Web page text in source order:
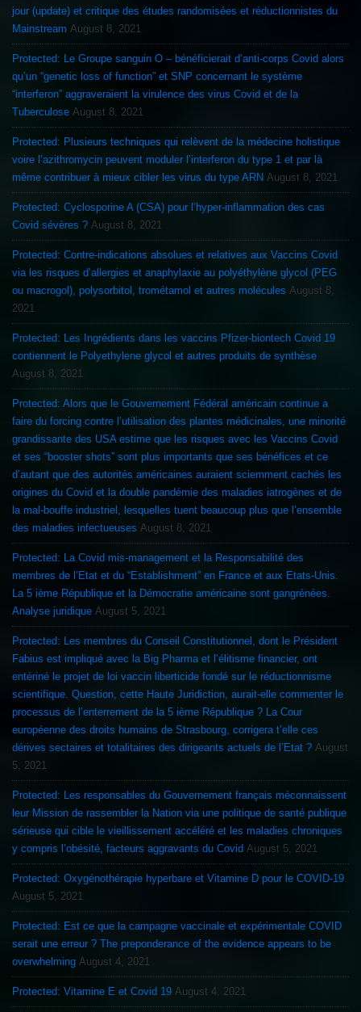
jour (update) et critique des études randomisées et réductionnistes du
Mainstream August 8, 2021
Protected: Le Groupe sanguin O – bénéficierait d’anti-corps Covid alors
qu’un “genetic loss of function” et SNP concernant le système
“interferon” aggraveraient la virulence des virus Covid et de la
Tuberculose August 8, 2021
Protected: Plusieurs techniques qui relèvent de la médecine holistique
voire l’azithromycin peuvent moduler l’interferon du type 1 et par là
même contribuer à mieux cibler les virus du type ARN August 8, 2021
Protected: Cyclosporine A (CSA) pour l’hyper-inflammation des cas
Covid sévères ? August 8, 2021
Protected: Contre-indications absolues et relatives aux Vaccins Covid
via les risques d’allergies et anaphylaxie au polyéthylène glycol (PEG
ou macrogol), polysorbitol, trométamol et autres molécules August 8,
2021
Protected: Les Ingrédients dans les vaccins Pfizer-biontech Covid 19
contiennent le Polyethylene glycol et autres produits de synthèse
August 8, 2021
Protected: Alors que le Gouvernement Fédéral américain continue a
faire du forcing contre l’utilisation des plantes médicinales, une minorité
grandissante des USA estime que les risques avec les Vaccins Covid
et ses “booster shots” sont plus importants que ses bénéfices et ce
d’autant que des autorités américaines auraient sciemment cachés les
origines du Covid et la double pandémie des maladies iatrogènes et de
la mal-bouffe industriel, lesquelles tuent beaucoup plus que l’ensemble
des maladies infectueuses August 8, 2021
Protected: La Covid mis-management et la Responsabilité des
membres de l’Etat et du “Establishment” en France et aux Etats-Unis.
La 5 ième République et la Démocratie américaine sont gangrénées.
Analyse juridique August 5, 2021
Protected: Les membres du Conseil Constitutionnel, dont le Président
Fabius est impliqué avec la Big Pharma et l’élitisme financier, ont
entériné le projet de loi vaccin liberticide fondé sur le réductionnisme
scientifique. Question, cette Haute Juridiction, aurait-elle commenter le
processus de l’enterrement de la 5 ième République ? La Cour
européenne des droits humains de Strasbourg, corrigera t’elle ces
dérives sectaires et totalitaires des dirigeants actuels de l’Etat ? August
5, 2021
Protected: Les responsables du Gouvernement français méconnaissent
leur Mission de rassembler la Nation via une politique de santé publique
sérieuse qui cible le vieillissement accéléré et les maladies chroniques
y compris l’obésité, facteurs aggravants du Covid August 5, 2021
Protected: Oxygénothérapie hyperbare et Vitamine D pour le COVID-19
August 5, 2021
Protected: Est ce que la campagne vaccinale et expérimentale COVID
serait une erreur ? The preponderance of the evidence appears to be
overwhelming August 4, 2021
Protected: Vitamine E et Covid 19 August 4, 2021